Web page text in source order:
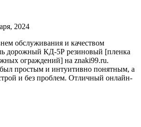
2024
обслуживания и качеством
дорожный КД-5Р резиновый [пленка
ограждений] на znaki99.ru.
был простым и интуитивно понятным, а
и без проблем. Отличный онлайн-